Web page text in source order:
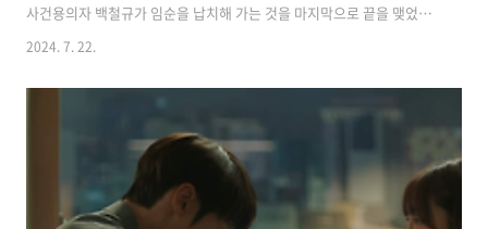
사건용의자 백철규가 임순을 납치해 가는 것을 마지막으로 끝을 맺었습
니다. 낮과 밤이 다른 그녀 11회를 못 보신 분들은 아래의 버튼을 클릭하
밤이 다른 그녀' 12회는 전국 가구 평균 시청률 9.4%, 수도권 가구 평균
시청률 9.4%를 기록하여 자체 최고 기록을 경신하였습니다. 기분 좋은
상승세를 이어가고 있는 드라마 '낮과 밤이 다른 그녀' 12회 리뷰 시작하
겠습니다. 2024.07.21 - [방송리뷰] - jtbc드라마 낮과 밤이 다른 그녀
11회 줄거리 리뷰 jtbc드라마 낮과 밤..
2024. 7. 22.